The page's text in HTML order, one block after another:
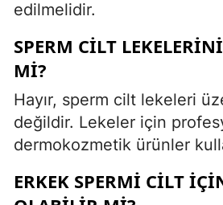
edilmelidir.
SPERM CILT
MI?
Hayır, sperm cilt lekeleri
değildir. Lekeler için
dermokozmetik ürünler
ERKEK SPERMI CILT